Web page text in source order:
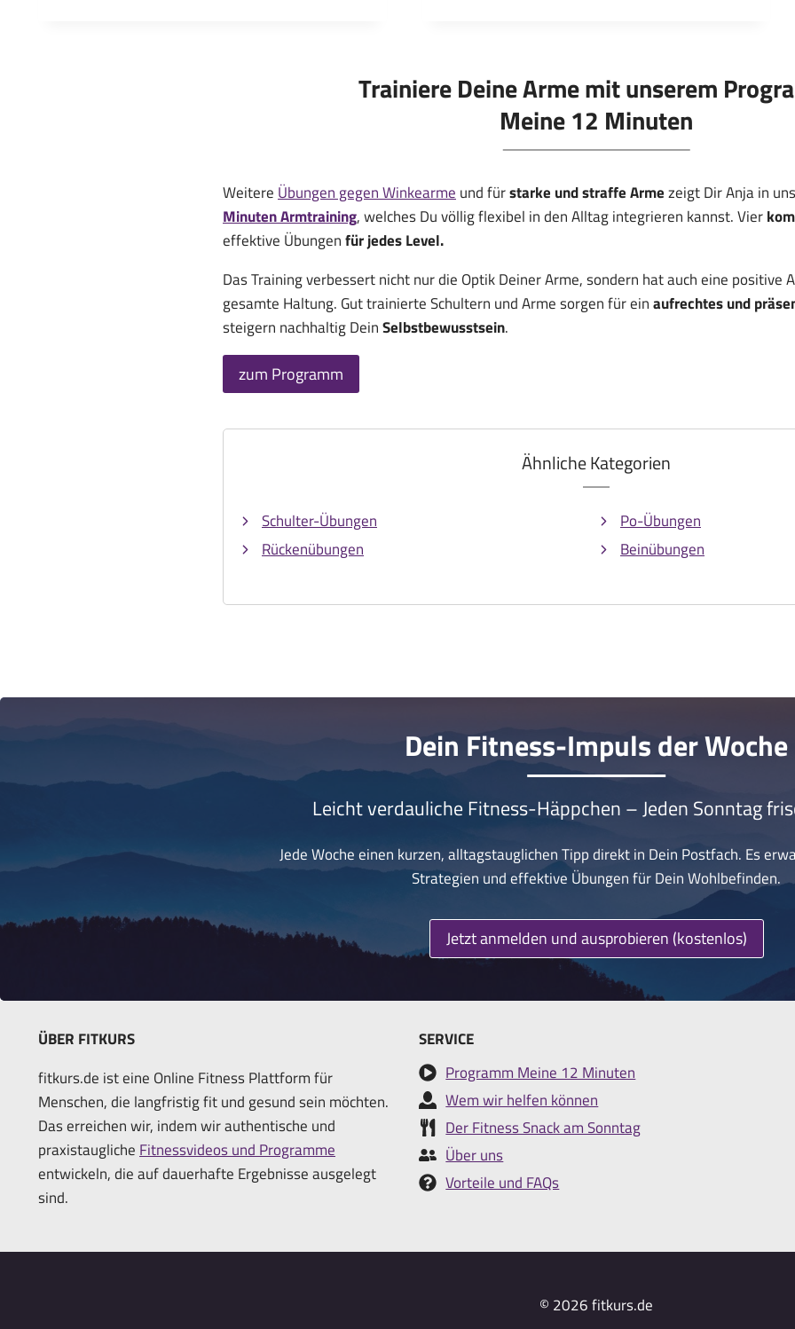
Trainiere Deine Arme mit unserem
Meine 12 Minuten
WeitereÜbungen gegen Winkearmeund fürstarke und straffe Armezeigt Dir Anja in
Minuten Armtraining, welches Du völlig flexibel in den Alltag integrieren kannst. Vier
effektive Übungenfür jedes Level.
Das Training verbessert nicht nur die Optik Deiner Arme, sondern hat auch eine positive
gesamte Haltung. Gut trainierte Schultern und Arme sorgen für einaufrechtes und
steigern nachhaltig DeinSelbstbewusstsein.
zum Programm
Ähnliche Kategorien
Schulter-Übungen
Po-Übungen
Rückenübungen
Beinübungen
Dein Fitness-Impuls der Woche
Leicht verdauliche Fitness-Häppchen – Jeden Sonntag
Jede Woche einen kurzen, alltagstauglichen Tipp direkt in Dein Postfach. Es
Strategien und effektive Übungen für Dein Wohlbefinden.
Jetzt anmelden und ausprobieren (kostenlos)
ÜBER FITKURS
fitkurs.de ist eine Online Fitness Plattform für
Menschen, die langfristig fit und gesund sein möchten.
Das erreichen wir, indem wir authentische und
praxistaugliche Fitnessvideos und Programme
entwickeln, die auf dauerhafte Ergebnisse ausgelegt
sind.
SERVICE
Programm Meine 12 Minuten
Wem wir helfen können
Der Fitness Snack am Sonntag
Über uns
Vorteile und FAQs
© 2026 fitkurs.de